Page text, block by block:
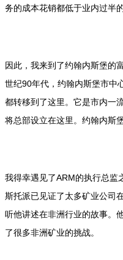
务的成本花销都低于业内过半的
因此，我来到了约翰内斯堡
世纪90年代，约翰内斯堡市中
都转移到了这里。它是市内一
将总部设立在这里。约翰内斯
我得幸遇见了ARM的执行总监
斯托派已见证了太多矿业公司
听他讲述在非洲行业的故事。
了很多非洲矿业的挑战。